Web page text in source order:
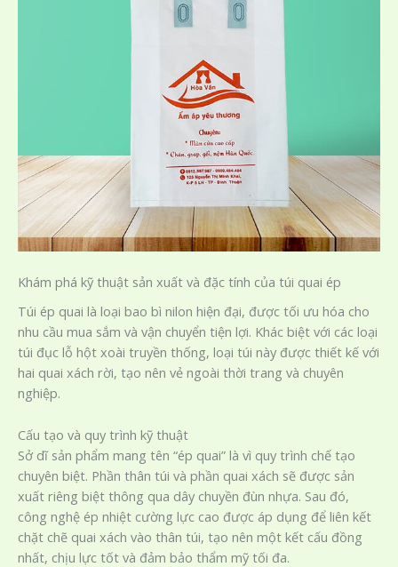
Khám phá kỹ thuật sản xuất và đặc tính của túi quai ép
Túi ép quai là loại bao bì nilon hiện đại, được tối ưu hóa cho
nhu cầu mua sắm và vận chuyển tiện lợi. Khác biệt với các loại
túi đục lỗ hột xoài truyền thống, loại túi này được thiết kế với
hai quai xách rời, tạo nên vẻ ngoài thời trang và chuyên
nghiệp.
Cấu tạo và quy trình kỹ thuật
Sở dĩ sản phẩm mang tên “ép quai” là vì quy trình chế tạo
chuyên biệt. Phần thân túi và phần quai xách sẽ được sản
xuất riêng biệt thông qua dây chuyền đùn nhựa. Sau đó,
công nghệ ép nhiệt cường lực cao được áp dụng để liên kết
chặt chẽ quai xách vào thân túi, tạo nên một kết cấu đồng
nhất, chịu lực tốt và đảm bảo thẩm mỹ tối đa.